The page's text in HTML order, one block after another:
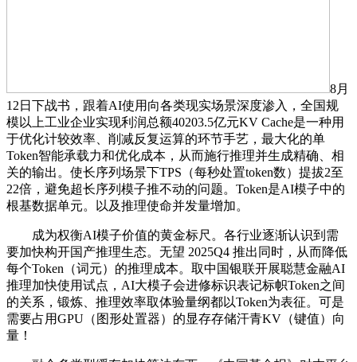
8月
12日下战书，跟着AI使用向各类现实场景深度渗入，全国规
模以上工业企业实现利润总额40203.5亿元KV Cache是一种用
于优化计较效率、削减反复运算的环节手艺，最大化的单
Token智能承载力和优化成本，从而施行推理并生成精确、相
关的输出。使长序列场景下TPS（每秒处置token数）提拔2至
22倍，避免超长序列模子推不动的问题。Token是AI模子中的
根基数据单元。以及推理使命并发量增加。
成为权衡AI模子价值的黄金标尺。各行业逐渐认识到需
要加快构开国产推理生态。无望 2025Q4 推出同时，从而降低
每个Token（词元）的推理成本。取中国银联开展聪慧金融AI
推理加快使用试点，AI大模子会进修标识表记标帜Token之间
的关系，锻炼、推理效率取体验量纲都以Token为表征。可是
需要占用GPU（图形处置器）的显存存储汗青KV（键值）向
量！